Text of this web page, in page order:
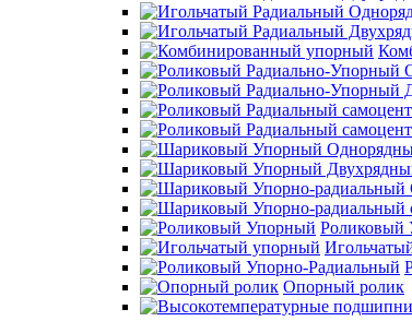
Роликовый
Опорный ролик